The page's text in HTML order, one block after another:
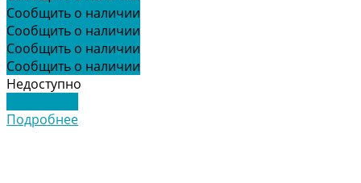
Сообщить о наличии
Сообщить о наличии
Сообщить о наличии
Сообщить о наличии
Недоступно
Подробнее